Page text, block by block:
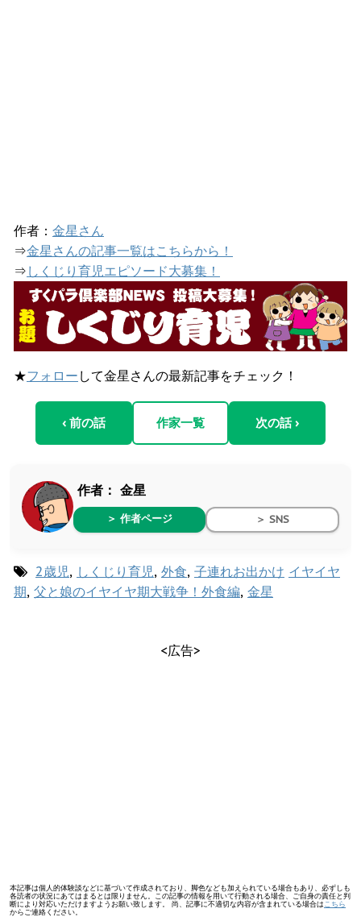
作者： 金星さん
⇒金星さんの記事一覧はこちらから！
⇒ しくじり育児エピソード大募集！
★フォロー して金星さんの最新記事をチェック！
‹ 前の話 作家一覧 次の話 ›
作者： 金星
＞ 作者ページ ＞ SNS
2歳児, しくじり育児, 外食, 子連れお出かけ イヤイヤ
期, 父と娘のイヤイヤ期大戦争！外食編, 金星
<広告>
本記事は個人的体験談などに基づいて作成されており、脚色なども加えられている場合もあり、必ずしも
各読者の状況にあてはまるとは限りません。この記事の情報を用いて行動される場合、ご自身の責任と判
断により対応いただけますようお願い致します。 尚、記事に不適切な内容が含まれている場合は こちら
からご連絡ください。